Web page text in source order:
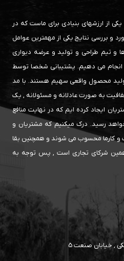
از ارزشهای بنیادی برای ماست که در
و بررسی نتایج یکی از مهمترین عوامل
تیم طراحی و تولید و عرضه دیواری
انجام می دهیم. پشتیبانی شخصا توسط
محصول واقعی سهیم هستند. با مد
به صورت عادلانه و مسئولانه , یک
ایجاد کرده ایم که در نهایت منافع
رسید. درک میکنیم که مشتریان و
کارما محسوب می شوند و همچنین بقا
شرکای تجاری است , پس توجه به
, خیابان صنعت 5